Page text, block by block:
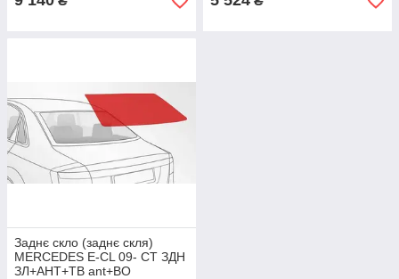
Заднє скло (заднє скля)
MERCEDES E-CL 09- СТ ЗДН
ЗЛ+АНТ+ТВ ant+ВО